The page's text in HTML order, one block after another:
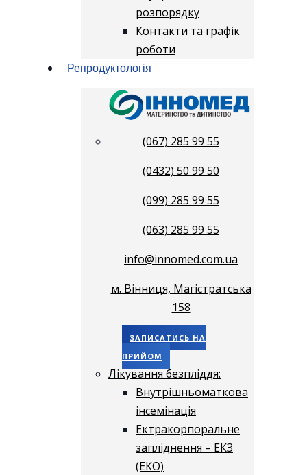
розпорядку
Контакти та графік
роботи
Репродуктологія
(067) 285 99 55
(0432) 50 99 50
(099) 285 99 55
(063) 285 99 55
info@innomed.com.ua
м. Вінниця, Магістратська
158
ЗАПИСАТИСЬ НА
ПРИЙОМ
Лікування безпліддя:
Внутрішньоматкова
інсемінація
Ектракорпоральне
запліднення – ЕКЗ
(ЕКО)